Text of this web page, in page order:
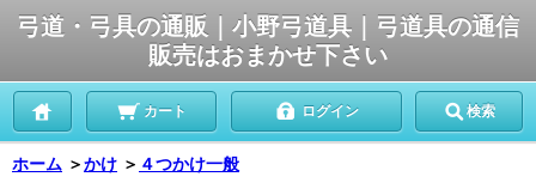
弓道・弓具の通販｜小野弓道具｜弓道具の通信
販売はおまかせ下さい
カート ログイン 検索
ホーム ＞かけ ＞ ４つかけ一般